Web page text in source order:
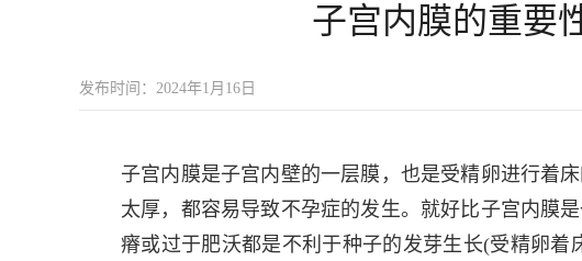
子宫内膜的重要
发布时间：2024年1月16日
子宫内膜是子宫内壁的一层膜，也是受精卵进行着
太厚，都容易导致不孕症的发生。就好比子宫内膜
瘠或过于肥沃都是不利于种子的发芽生长(受精卵